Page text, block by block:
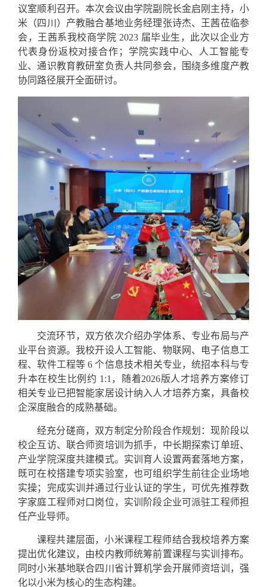
议室顺利召开。本次会议由学院副院长金启刚主持，小
米（四川）产教融合基地业务经理张诗杰、王茜莅临参
会，王茜系我校商学院 2023 届毕业生，此次以企业方
代表身份返校对接合作；学院实践中心、人工智能专
业、通识教育教研室负责人共同参会，围绕多维度产教
协同路径展开全面研讨。
交流环节，双方依次介绍办学体系、专业布局与产
业平台资源。我校开设人工智能、物联网、电子信息工
程、软件工程等 6 个信息技术相关专业，统招本科与专
升本在校生比例约 1:1，随着2026版人才培养方案修订
相关专业已把智能家居设计纳入人才培养方案，具备校
企深度融合的成熟基础。
经充分磋商，双方制定分阶段合作规划：现阶段以
校企互访、联合师资培训为抓手，中长期探索订单班、
产业学院深度共建模式。实训育人设置两套落地方案，
既可在校搭建专项实验室，也可组织学生前往企业场地
实操；完成实训并通过行业认证的学生，可优先推荐数
字家庭工程师对口岗位，实训阶段企业可派驻工程师担
任产业导师。
课程共建层面，小米课程工程师结合我校培养方案
提出优化建议，由校内教师统筹前置课程与实训排布。
同时小米基地联合四川省计算机学会开展师资培训，强
化以小米为核心的生态构建。